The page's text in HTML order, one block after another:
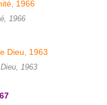
1966
1963